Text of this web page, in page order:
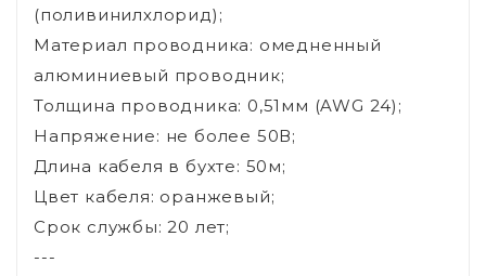
(поливинилхлорид);
Материал проводника: омедненный
алюминиевый проводник;
Толщина проводника: 0,51мм (AWG 24);
Напряжение: не более 50В;
Длина кабеля в бухте: 50м;
Цвет кабеля: оранжевый;
Срок службы: 20 лет;
---